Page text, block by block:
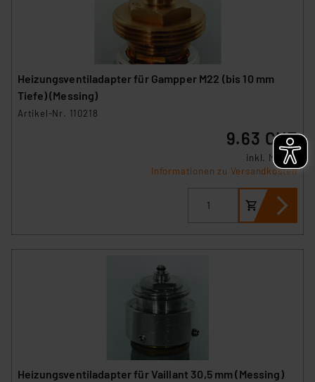
Heizungsventiladapter für Gampper M22 (bis 10 mm
Tiefe) (Messing)
Artikel-Nr. 110218
9.63 CHF
inkl. MwSt.
Informationen zu Versandkosten
Heizungsventiladapter für Vaillant 30,5 mm (Messing)